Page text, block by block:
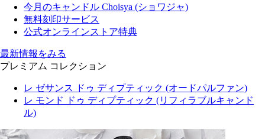
今月のキャンドル Choisya (ショワジャ)
無料刻印サービス
公式オンラインストア特典
最新情報をみる
プレミアム コレクション
レ ゼサンス ドゥ ディプティック (オードパルファン)
レ モンド ドゥ ディプティック (リフィラブルキャンド
ル)